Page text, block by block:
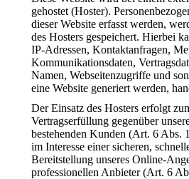
gehostet (Hoster).
dieser Website erfasst werden,
des Hosters gespeichert. Hierbei
IP-Adressen, Kontaktanfragen,
Kommunikationsdaten,
Namen, Webseitenzugriffe und
eine Website generiert werden,
Der Einsatz des Hosters erfolgt
Vertragserfüllung gegenüber
bestehenden Kunden (Art. 6 Abs.
im Interesse einer sicheren,
Bereitstellung unseres Online-
professionellen Anbieter (Art. 6